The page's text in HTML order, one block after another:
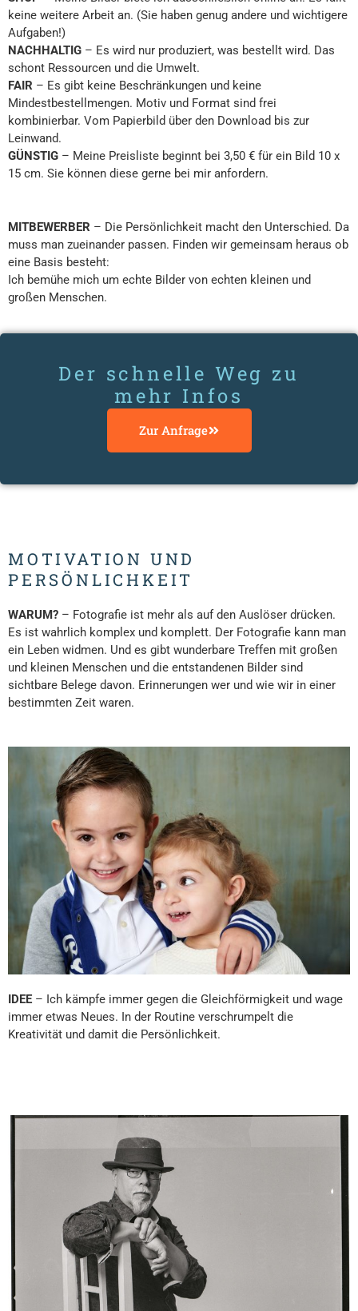
keine weitere Arbeit an. (Sie haben genug andere und wichtigere
Aufgaben!)
NACHHALTIG – Es wird nur produziert, was bestellt wird. Das
schont Ressourcen und die Umwelt.
FAIR – Es gibt keine Beschränkungen und keine
Mindestbestellmengen. Motiv und Format sind frei
kombinierbar. Vom Papierbild über den Download bis zur
Leinwand.
GÜNSTIG – Meine Preisliste beginnt bei 3,50 € für ein Bild 10 x
15 cm. Sie können diese gerne bei mir anfordern.
MITBEWERBER – Die Persönlichkeit macht den Unterschied. Da
muss man zueinander passen. Finden wir gemeinsam heraus ob
eine Basis besteht:
Ich bemühe mich um echte Bilder von echten kleinen und
großen Menschen.
Der schnelle Weg zu
mehr Infos
Zur Anfrage
MOTIVATION UND
PERSÖNLICHKEIT
WARUM? – Fotografie ist mehr als auf den Auslöser drücken.
Es ist wahrlich komplex und komplett. Der Fotografie kann man
ein Leben widmen. Und es gibt wunderbare Treffen mit großen
und kleinen Menschen und die entstandenen Bilder sind
sichtbare Belege davon. Erinnerungen wer und wie wir in einer
bestimmten Zeit waren.
IDEE – Ich kämpfe immer gegen die Gleichförmigkeit und wage
immer etwas Neues. In der Routine verschrumpelt die
Kreativität und damit die Persönlichkeit.